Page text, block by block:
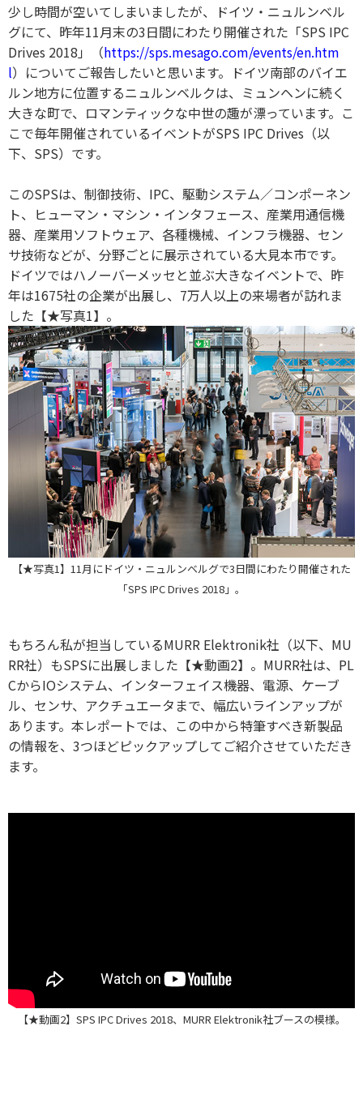
少し時間が空いてしまいましたが、ドイツ・ニュルンベル
グにて、昨年11月末の3日間にわたり開催された「SPS IPC
Drives 2018」（https://sps.mesago.com/events/en.htm
l）についてご報告したいと思います。ドイツ南部のバイエ
ルン地方に位置するニュルンベルクは、ミュンヘンに続く
大きな町で、ロマンティックな中世の趣が漂っています。こ
こで毎年開催されているイベントがSPS IPC Drives（以
下、SPS）です。
このSPSは、制御技術、IPC、駆動システム／コンポーネン
ト、ヒューマン・マシン・インタフェース、産業用通信機
器、産業用ソフトウェア、各種機械、インフラ機器、セン
サ技術などが、分野ごとに展示されている大見本市です。
ドイツではハノーバーメッセと並ぶ大きなイベントで、昨
年は1675社の企業が出展し、7万人以上の来場者が訪れま
した【★写真1】。
【★写真1】11月にドイツ・ニュルンベルグで3日間にわたり開催された
「SPS IPC Drives 2018」。
もちろん私が担当しているMURR Elektronik社（以下、MU
RR社）もSPSに出展しました【★動画2】。MURR社は、PL
CからIOシステム、インターフェイス機器、電源、ケーブ
ル、センサ、アクチュエータまで、幅広いラインアップが
あります。本レポートでは、この中から特筆すべき新製品
の情報を、3つほどピックアップしてご紹介させていただき
ます。
【★動画2】SPS IPC Drives 2018、MURR Elektronik社ブースの模様。